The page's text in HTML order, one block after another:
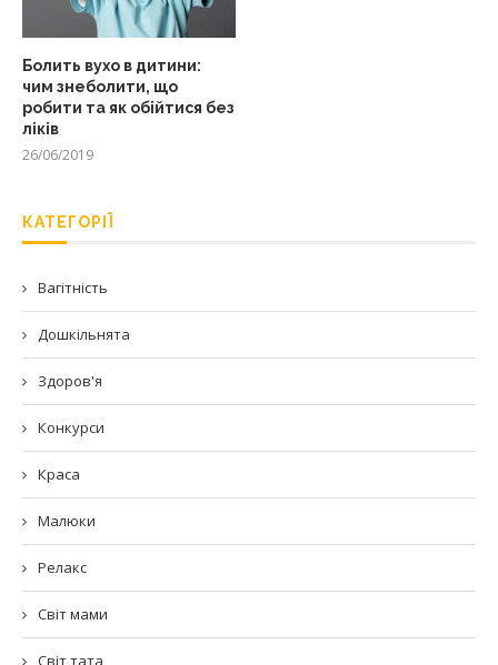
Болить вухо в дитини:
чим знеболити, що
робити та як обійтися без
ліків
26/06/2019
КАТЕГОРІЇ
Вагітність
Дошкільнята
Здоров'я
Конкурси
Краса
Малюки
Релакс
Світ мами
Світ тата